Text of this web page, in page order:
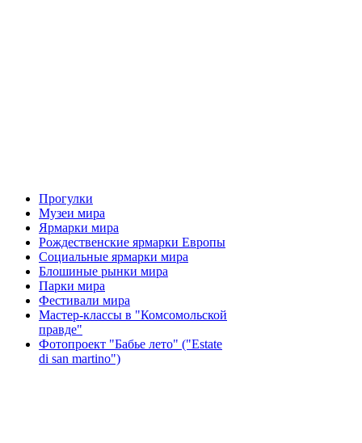
Прогулки
Музеи мира
Ярмарки мира
Рождественские ярмарки Европы
Социальные ярмарки мира
Блошиные рынки мира
Парки мира
Фестивали мира
Мастер-классы в "Комсомольской
правде"
Фотопроект "Бабье лето" ("Еstate
di san martino")